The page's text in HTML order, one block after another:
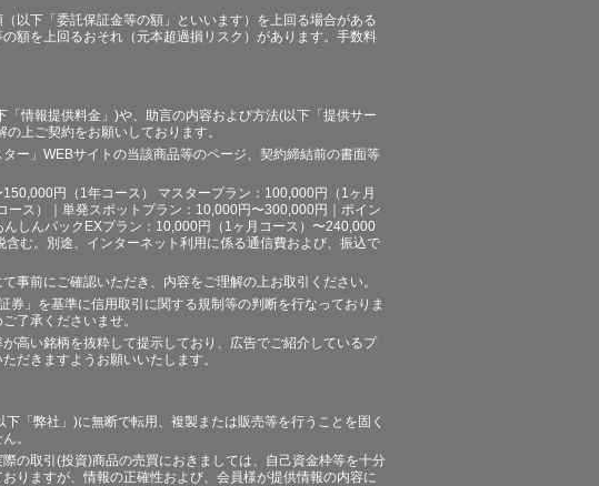
以下「委託保証金等の額」といいます）を上回る場合がある
額を上回るおそれ（元本超過損リスク）があります。手数料
情報提供料金」)や、助言の内容および方法(以下「提供サー
上ご契約をお願いしております。
ー」WEBサイトの当該商品等のページ、契約締結前の書面等
円（1年コース） マスタープラン：100,000円（1ヶ月
ス）｜単発スポットプラン：10,000円〜300,000円｜ポイン
しんパックEXプラン：10,000円（1ヶ月コース）〜240,000
む。別途、インターネット利用に係る通信費および、振込で
事前にご確認いただき、内容をご理解の上お取引ください。
」を基準に信用取引に関する規制等の判断を行なっておりま
了承くださいませ。
高い銘柄を抜粋して提示しており、広告でご紹介しているプ
だきますようお願いいたします。
「弊社」)に無断で転用、複製または販売等を行うことを固く
。
の取引(投資)商品の売買におきましては、自己資金枠等を十分
りますが、情報の正確性および、会員様が提供情報の内容に